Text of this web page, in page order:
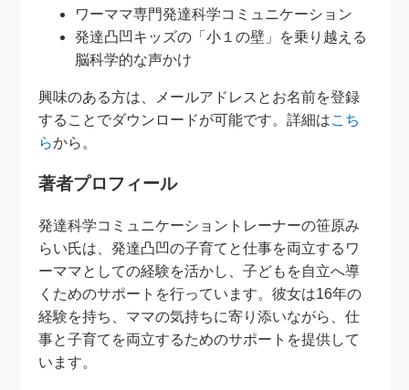
ワーママ専門発達科学コミュニケーション
発達凸凹キッズの「小１の壁」を乗り越える
脳科学的な声かけ
興味のある方は、メールアドレスとお名前を登録
することでダウンロードが可能です。詳細はこち
らから。
著者プロフィール
発達科学コミュニケーショントレーナーの笹原み
らい氏は、発達凸凹の子育てと仕事を両立するワ
ーママとしての経験を活かし、子どもを自立へ導
くためのサポートを行っています。彼女は16年の
経験を持ち、ママの気持ちに寄り添いながら、仕
事と子育てを両立するためのサポートを提供して
います。